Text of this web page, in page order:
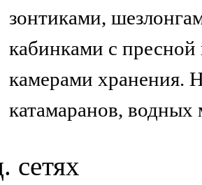
зонтиками,
кабинками с пресной
камерами хранения.
катамаранов,
сетях